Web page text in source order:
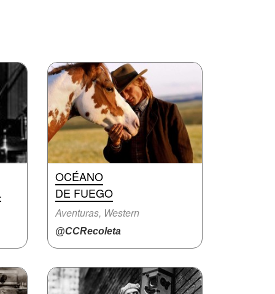
OCÉANO
DE FUEGO
Aventuras, Western
@CCRecoleta